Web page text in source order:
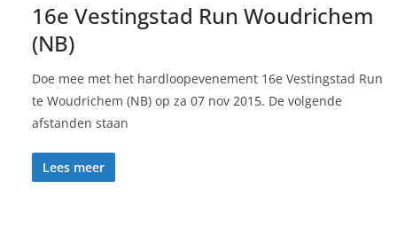
16e Vestingstad Run Woudrichem
(NB)
Doe mee met het hardloopevenement 16e Vestingstad Run
te Woudrichem (NB) op za 07 nov 2015. De volgende
afstanden staan
Lees meer